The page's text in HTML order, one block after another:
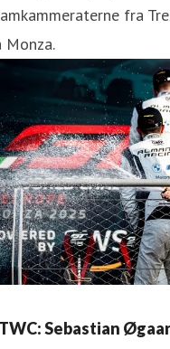
fra
Monza.
Sebastian